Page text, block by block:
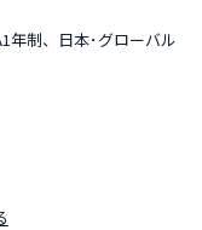
年制、日本･グローバル